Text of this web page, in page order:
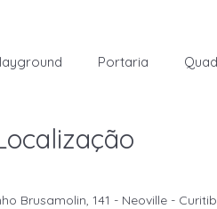
Portaria
Brusamolin, 141 - Neoville -